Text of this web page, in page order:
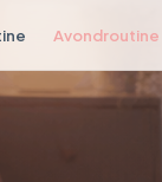
Avondroutine